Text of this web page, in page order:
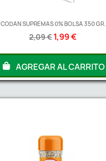
CODAN SUPREMAS 0% BOLSA 350 GR.
2,09 € 1,99 €
AGREGAR AL CARRITO